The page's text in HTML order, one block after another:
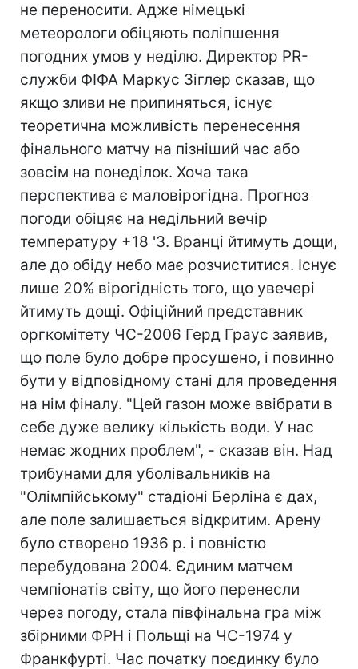
не переносити. Адже німецькі
метеорологи обіцяють поліпшення
погодних умов у неділю. Директор PR-
служби ФІФА Маркус Зіглер сказав, що
якщо зливи не припиняться, існує
теоретична можливість перенесення
фінального матчу на пізніший час або
зовсім на понеділок. Хоча така
перспектива є маловірогідна. Прогноз
погоди обіцяє на недільний вечір
температуру +18 'З. Вранці йтимуть дощи,
але до обіду небо має розчиститися. Існує
лише 20% вірогідність того, що увечері
йтимуть дощі. Офіційний представник
оргкомітету ЧС-2006 Герд Граус заявив,
що поле було добре просушено, і повинно
бути у відповідному стані для проведення
на нім фіналу. "Цей газон може ввібрати в
себе дуже велику кількість води. У нас
немає жодних проблем", - сказав він. Над
трибунами для уболівальників на
"Олімпійському" стадіоні Берліна є дах,
але поле залишається відкритим. Арену
було створено 1936 р. і повністю
перебудована 2004. Єдиним матчем
чемпіонатів світу, що його перенесли
через погоду, стала півфінальна гра між
збірними ФРН і Польщі на ЧС-1974 у
Франкфурті. Час початку поєдинку було